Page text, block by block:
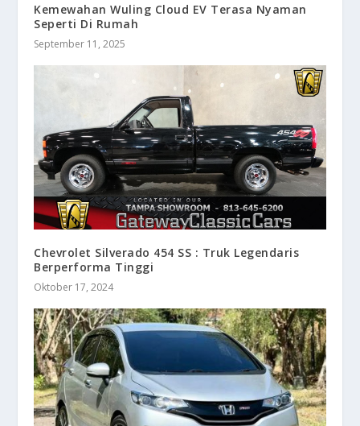
Kemewahan Wuling Cloud EV Terasa Nyaman
Seperti Di Rumah
September 11, 2025
Chevrolet Silverado 454 SS : Truk Legendaris
Berperforma Tinggi
Oktober 17, 2024